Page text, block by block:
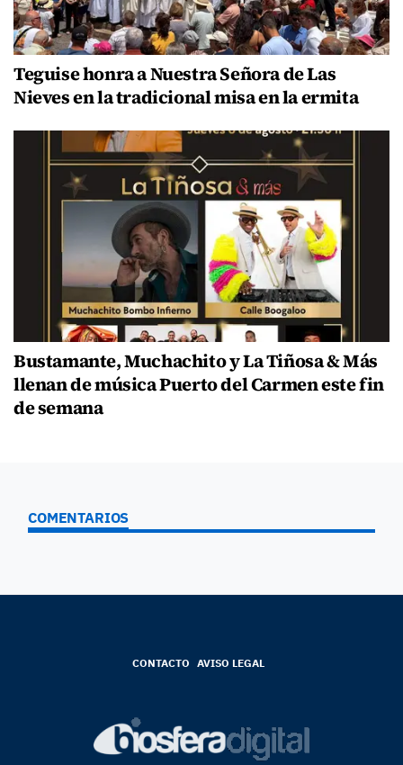
Teguise honra a Nuestra Señora de Las
Nieves en la tradicional misa en la ermita
Bustamante, Muchachito y La Tiñosa & Más
llenan de música Puerto del Carmen este fin
de semana
COMENTARIOS
CONTACTO AVISO LEGAL